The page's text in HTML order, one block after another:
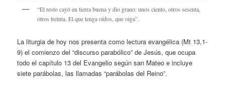
“El resto cayó en tierra buena y dio grano: unos ciento, otros sesenta,
otros treinta. El que tenga oídos, que oiga”.
La liturgia de hoy nos presenta como lectura evangélica (Mt 13,1-
9) el comienzo del “discurso parabólico” de Jesús, que ocupa
todo el capítulo 13 del Evangelio según san Mateo e incluye
siete parábolas, las llamadas “parábolas del Reino”.